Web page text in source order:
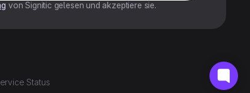
von Signitic gelesen und akzeptiere sie.
Status